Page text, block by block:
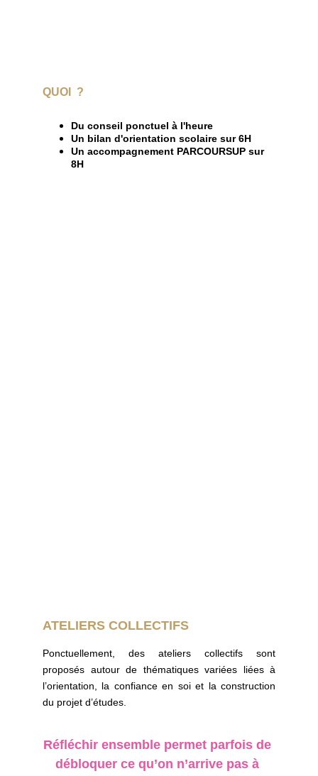
QUOI  ?
Du conseil ponctuel à l'heure
Un bilan d'orientation scolaire sur 6H
Un accompagnement PARCOURSUP sur
8H
ATELIERS COLLECTIFS
Ponctuellement, des ateliers collectifs sont
proposés autour de thématiques variées liées à
l’orientation, la confiance en soi et la construction
du projet d’études.
Réfléchir ensemble permet parfois de
débloquer ce qu’on n’arrive pas à